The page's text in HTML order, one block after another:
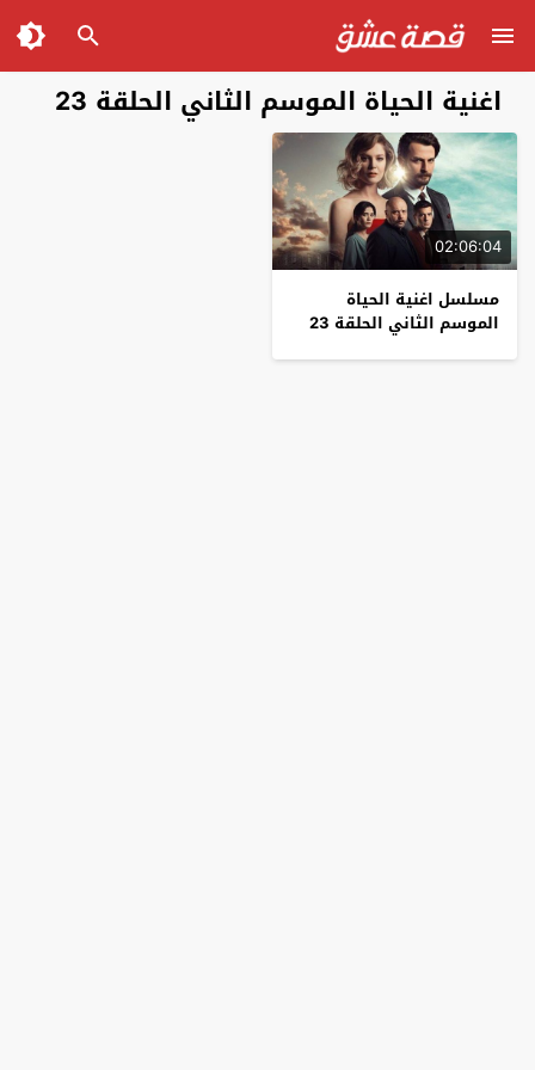
اغنية الحياة الموسم الثاني الحلقة 23
02:06:04
مسلسل اغنية الحياة
الموسم الثاني الحلقة 23